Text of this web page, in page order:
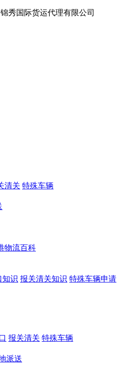
秀国际货运代理有限公司
清关 特殊车辆
物流百科
知识 报关清关知识 特殊车辆申请
报关清关 特殊车辆
派送